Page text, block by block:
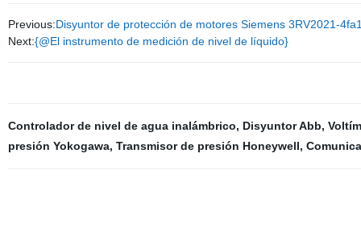
Previous:Disyuntor de protección de motores Siemens 3RV2021-
Next:{@El instrumento de medición de nivel de líquido}
Controlador de nivel de agua inalámbrico, Disyuntor Abb,
presión Yokogawa, Transmisor de presión Honeywell,